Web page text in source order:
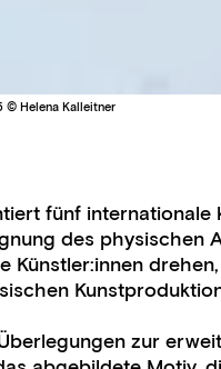
© Helena Kalleitner
fünf
des
Künstler:innen
zur